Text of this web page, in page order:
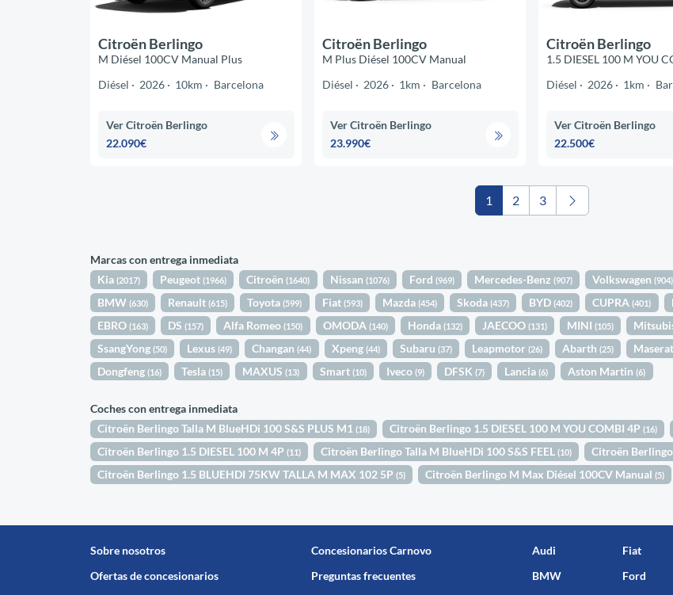
Citroën Berlingo
M Diésel 100CV Manual Plus
Diésel
2026 10km Barcelona
Ver Citroën Berlingo
22.090€
Citroën Berlingo
M Plus Diésel 100CV Manual
Diésel
2026 1km Barcelona
Ver Citroën Berlingo
23.990€
Citroën Berlingo
1.5 DIESEL 100 M YOU
Diésel
2026 1km
Ver Citroën Berlingo
22.500€
1 2 3
Marcas con entrega inmediata
Kia(2017) Peugeot(1966) Citroën(1640) Nissan (1076) Ford (969) Mercedes-Benz(907) Volkswagen(904)
BMW(630) Renault(615) Toyota(599) Fiat (593) Mazda (454) Skoda(437) BYD(402) CUPRA(401)
EBRO(163) DS(157) Alfa Romeo(150) OMODA (140) Honda (132) JAECOO(131) MINI(105)
SsangYong(50) Lexus(49) Changan(44) Xpeng (44) Subaru (37) Leapmotor(26) Abarth(25)
Dongfeng(16) Tesla(15) MAXUS(13) Smart (10) Iveco (9) DFSK(7) Lancia(6) Aston Martin(6)
Coches con entrega inmediata
Citroën Berlingo Talla M BlueHDi 100 S&S PLUS M1(18) Citroën Berlingo 1.5 DIESEL 100 M YOU COMBI 4P(16)
Citroën Berlingo 1.5 DIESEL 100 M 4P(11) Citroën Berlingo Talla M BlueHDi 100 S&S FEEL(10) Citroën
Citroën Berlingo 1.5 BLUEHDI 75KW TALLA M MAX 102 5P(5) Citroën Berlingo M Max Diésel 100CV Manual(5)
Sobre nosotros
Ofertas de concesionarios
Concesionarios Carnovo
Preguntas frecuentes
Audi
BMW
Fiat
Ford